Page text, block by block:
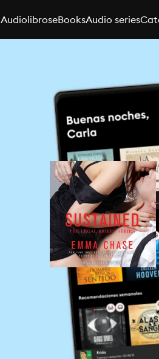
AudiolibroseBooksAudio series